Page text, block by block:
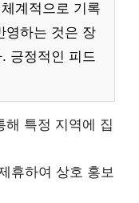
계적으로 기록
영하는 것은 장
긍정적인 피드
해 특정 지역에 집
휴하여 상호 홍보